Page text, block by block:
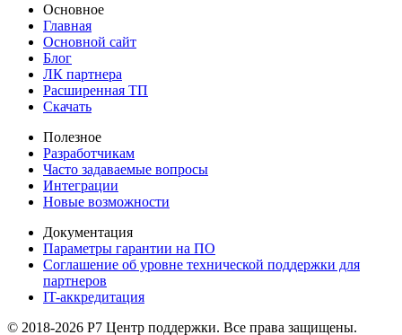
Основное
Главная
Основной сайт
Блог
ЛК партнера
Расширенная ТП
Скачать
Полезное
Разработчикам
Часто задаваемые вопросы
Интеграции
Новые возможности
Документация
Параметры гарантии на ПО
Соглашение об уровне технической поддержки для
партнеров
IT-аккредитация
© 2018-2026 Р7 Центр поддержки. Все права защищены.